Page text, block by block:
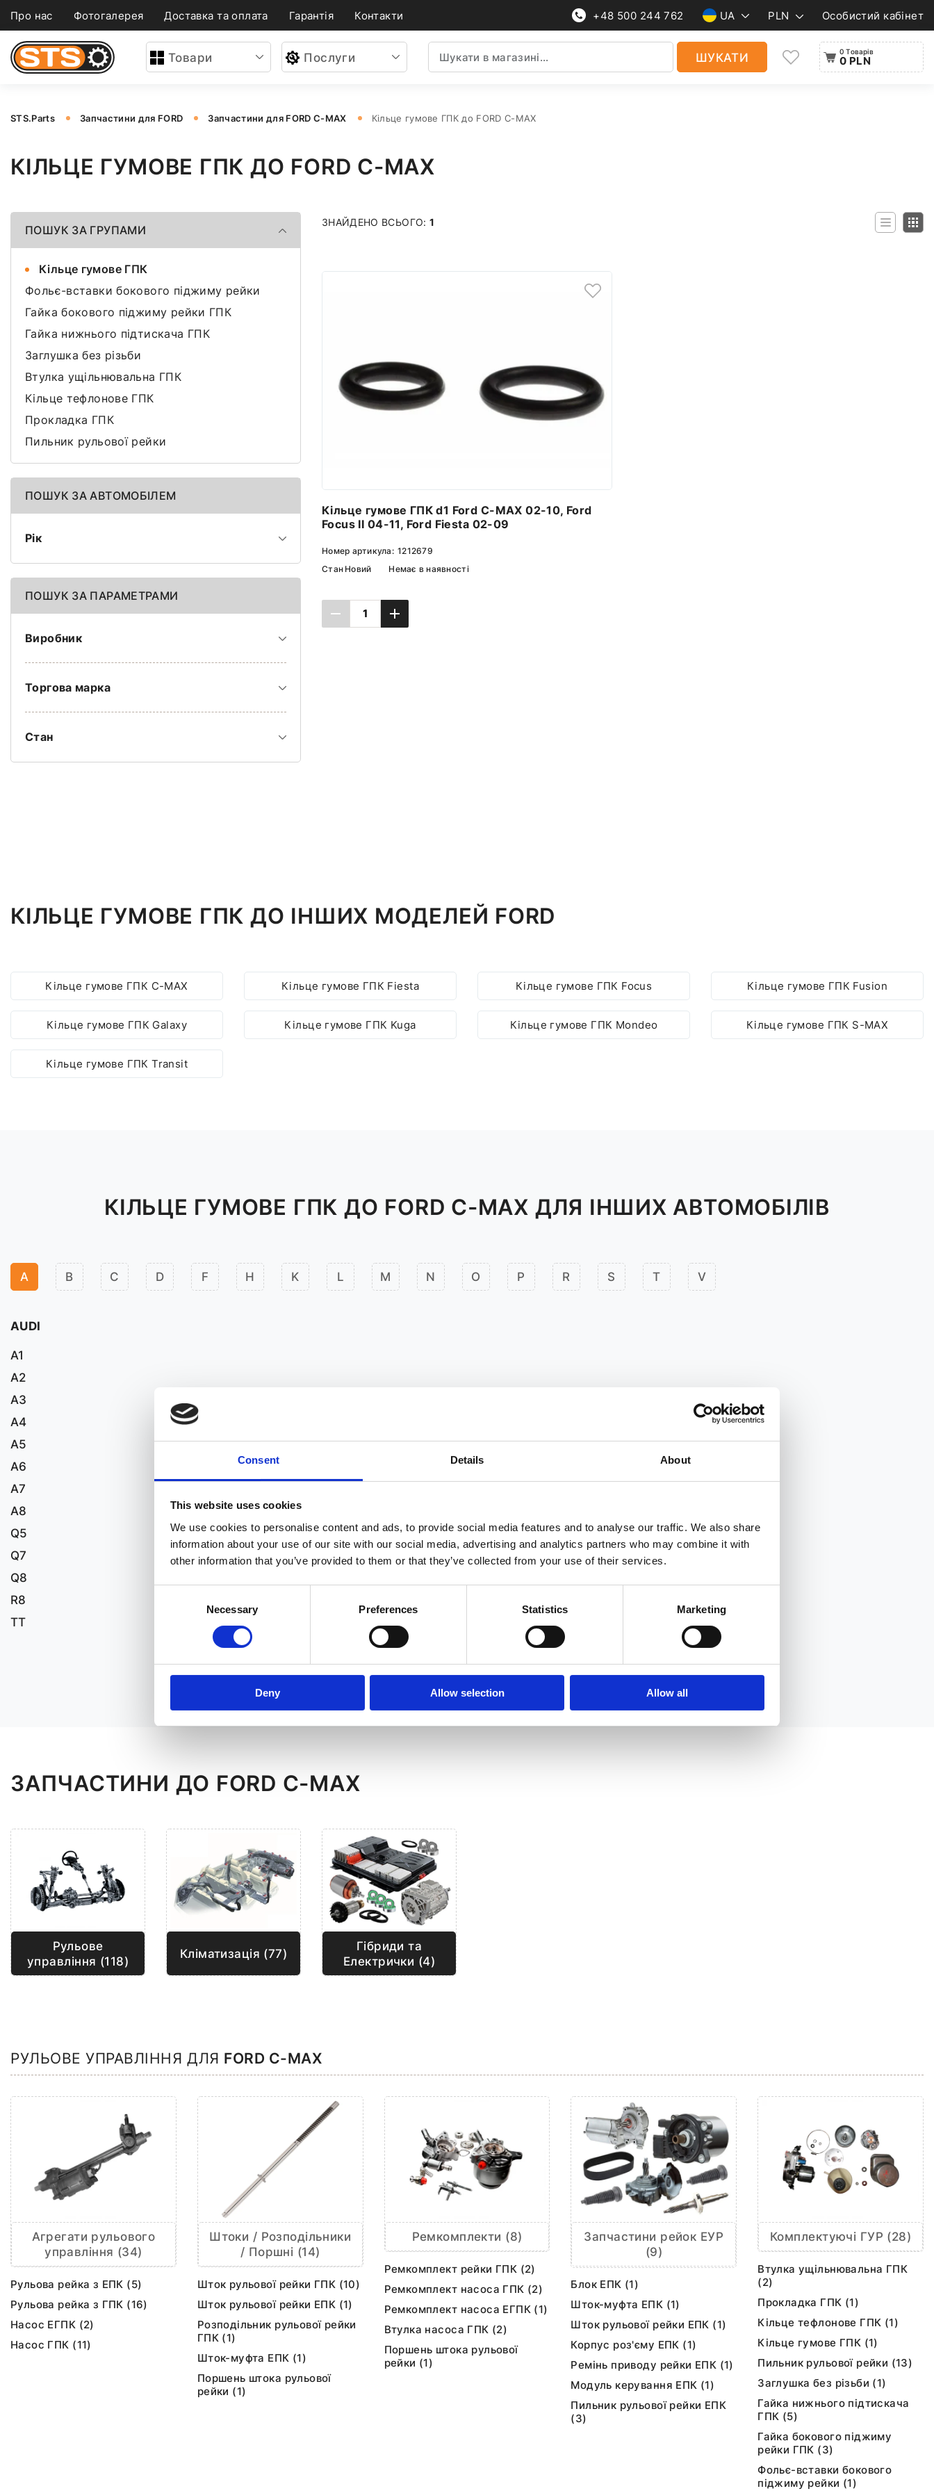
Consent Details About
This website uses cookies
We use cookies to personalise content and ads, to provide social media features and to analyse our traffic. We also share
information about your use of our site with our social media, advertising and analytics partners who may combine it with
other information that you’ve provided to them or that they’ve collected from your use of their services.
Necessary Preferences Statistics Marketing
Deny Allow selection Allow all
Про нас Фотогалерея Доставка та оплата Гарантія Контакти +48 500 244 762 UA PLN Особистий кабінет
Товари Послуги ШУКАТИ 0 Товарів
0 PLN
STS.Parts Запчастини для FORD Запчастини для FORD C-MAX Кільце гумове ГПК до FORD C-MAX
КІЛЬЦЕ ГУМОВЕ ГПК ДО FORD C-MAX
ПОШУК ЗА ГРУПАМИ
Фольє-вставки бокового піджиму рейки
Гайка бокового піджиму рейки ГПК
Гайка нижнього підтискача ГПК
Заглушка без різьби
Втулка ущільнювальна ГПК
Кільце гумове ГПК
Кільце тефлонове ГПК
Прокладка ГПК
Пильник рульової рейки
ПОШУК ЗА АВТОМОБІЛЕМ
Рік
ПОШУК ЗА ПАРАМЕТРАМИ
Виробник
Торгова марка
Стан
ЗНАЙДЕНО ВСЬОГО: 1
Кільце гумове ГПК d1 Ford C-MAX 02-10, Ford
Focus II 04-11, Ford Fiesta 02-09
Номер артикула: 1212679
Стан Новий Немає в наявності
КІЛЬЦЕ ГУМОВЕ ГПК ДО ІНШИХ МОДЕЛЕЙ FORD
Кільце гумове ГПК C-MAX Кільце гумове ГПК Fiesta Кільце гумове ГПК Focus Кільце гумове ГПК Fusion
Кільце гумове ГПК Galaxy Кільце гумове ГПК Kuga Кільце гумове ГПК Mondeo Кільце гумове ГПК S-MAX
Кільце гумове ГПК Transit
КІЛЬЦЕ ГУМОВЕ ГПК ДО FORD C-MAX ДЛЯ ІНШИХ АВТОМОБІЛІВ
A B C D F H K L M N O P R S T V
AUDI
A1
A2
A3
A4
A5
A6
A7
A8
Q5
Q7
Q8
R8
TT
ЗАПЧАСТИНИ ДО FORD C-MAX
Рульове
управління (118)
Кліматизація (77)
Гібриди та
Електрички (4)
РУЛЬОВЕ УПРАВЛІННЯ ДЛЯ FORD C-MAX
Агрегати рульового
управління (34)
Рульова рейка з ЕПК (5)
Рульова рейка з ГПК (16)
Насос ЕГПК (2)
Насос ГПК (11)
Штоки / Розподільники
/ Поршні (14)
Шток рульової рейки ГПК (10)
Шток рульової рейки ЕПК (1)
Розподільник рульової рейки
ГПК (1)
Шток-муфта ЕПК (1)
Поршень штока рульової
рейки (1)
Ремкомплекти (8)
Ремкомплект рейки ГПК (2)
Ремкомплект насоса ГПК (2)
Ремкомплект насоса ЕГПК (1)
Втулка насоса ГПК (2)
Поршень штока рульової
рейки (1)
Запчастини рейок ЕУР
(9)
Блок ЕПК (1)
Шток-муфта ЕПК (1)
Шток рульової рейки ЕПК (1)
Корпус роз'єму ЕПК (1)
Ремінь приводу рейки ЕПК (1)
Модуль керування ЕПК (1)
Пильник рульової рейки ЕПК
(3)
Комплектуючі ГУР (28)
Втулка ущільнювальна ГПК
(2)
Прокладка ГПК (1)
Кільце тефлонове ГПК (1)
Кільце гумове ГПК (1)
Пильник рульової рейки (13)
Заглушка без різьби (1)
Гайка нижнього підтискача
ГПК (5)
Гайка бокового піджиму
рейки ГПК (3)
Фольє-вставки бокового
піджиму рейки (1)